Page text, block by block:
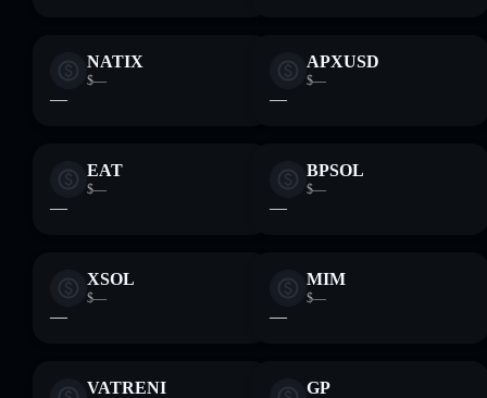
NATIX
$—
—
APXUSD
$—
—
EAT
$—
—
BPSOL
$—
—
XSOL
$—
—
MIM
$—
—
VATRENI GP